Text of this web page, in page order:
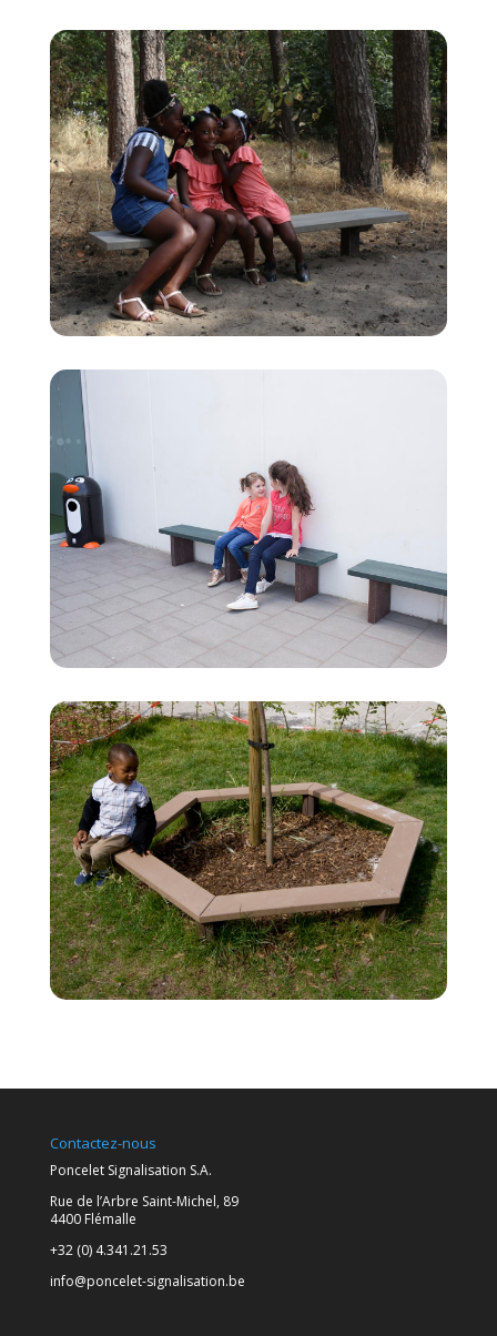
Contactez-nous
Poncelet Signalisation S.A.
Rue de l’Arbre Saint-Michel, 89
4400 Flémalle
+32 (0) 4.341.21.53
info@poncelet-signalisation.be